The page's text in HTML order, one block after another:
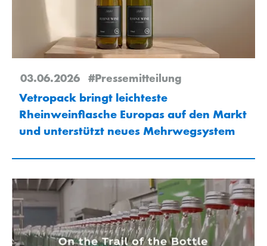
03.06.2026 #Pressemitteilung
Vetropack bringt leichteste
Rheinweinflasche Europas auf den Markt
und unterstützt neues Mehrwegsystem